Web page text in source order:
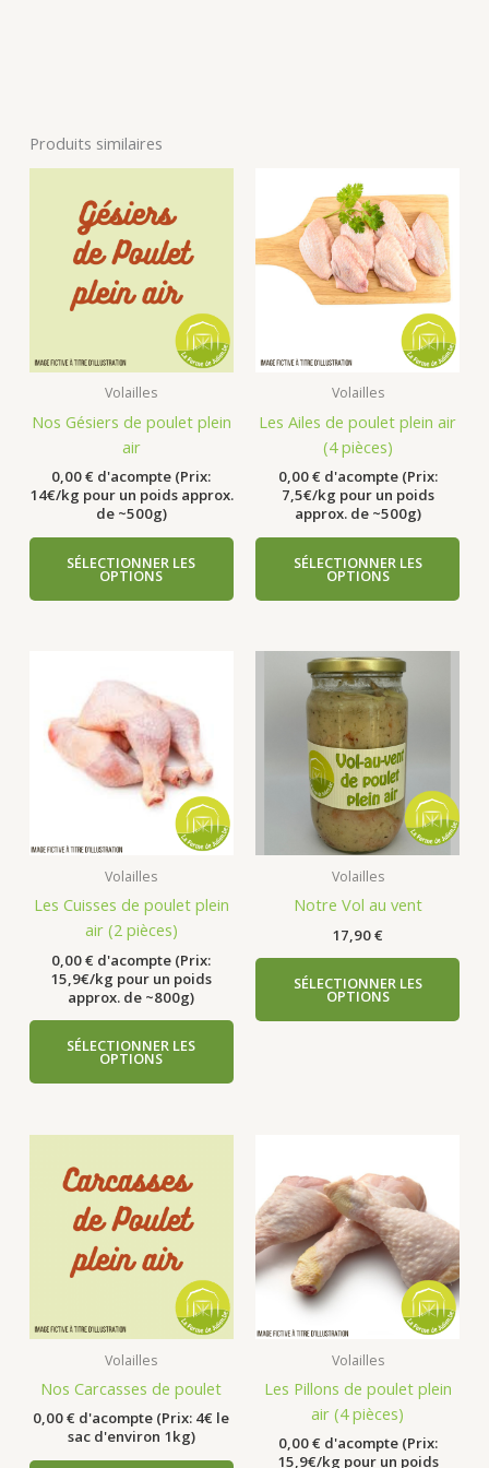
Produits similaires
Volailles
Nos Gésiers de poulet plein
air
0,00€ d'acompte (Prix:
14€/kg pour un poids approx.
de ~500g)
SÉLECTIONNER LES
OPTIONS
Volailles
Les Ailes de poulet plein air
(4 pièces)
0,00€ d'acompte (Prix:
7,5€/kg pour un poids
approx. de ~500g)
SÉLECTIONNER LES
OPTIONS
Volailles
Les Cuisses de poulet plein
air (2 pièces)
0,00€ d'acompte (Prix:
15,9€/kg pour un poids
approx. de ~800g)
SÉLECTIONNER LES
OPTIONS
Volailles
Notre Vol au vent
17,90€
SÉLECTIONNER LES
OPTIONS
Volailles
Nos Carcasses de poulet
0,00€ d'acompte (Prix: 4€ le
sac d'environ 1kg)
Volailles
Les Pillons de poulet plein
air (4 pièces)
0,00€ d'acompte (Prix:
15,9€/kg pour un poids